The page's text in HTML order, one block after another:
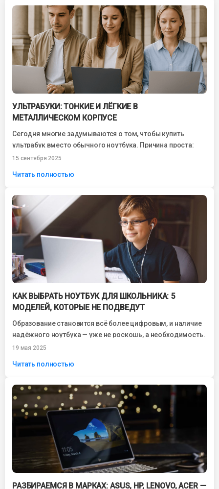
УЛЬТРАБУКИ: ТОНКИЕ И ЛЁГКИЕ В
МЕТАЛЛИЧЕСКОМ КОРПУСЕ
Сегодня многие задумываются о том, чтобы купить
ультрабук вместо обычного ноутбука. Причина проста:
компактные размеры, лёгкий вес, высокая
15 сентября 2025
Читать полностью
КАК ВЫБРАТЬ НОУТБУК ДЛЯ ШКОЛЬНИКА: 5
МОДЕЛЕЙ, КОТОРЫЕ НЕ ПОДВЕДУТ
Образование становится всё более цифровым, и наличие
надёжного ноутбука — уже не роскошь, а необходимость.
Родители, выбирая технику для школьников,...
19 мая 2025
Читать полностью
РАЗБИРАЕМСЯ В МАРКАХ: ASUS, HP, LENOVO, ACER —